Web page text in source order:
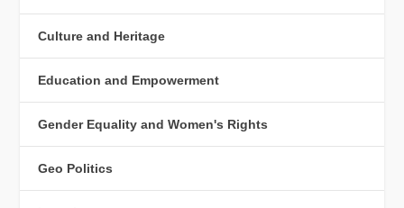
Culture and Heritage
Education and Empowerment
Gender Equality and Women's Rights
Geo Politics